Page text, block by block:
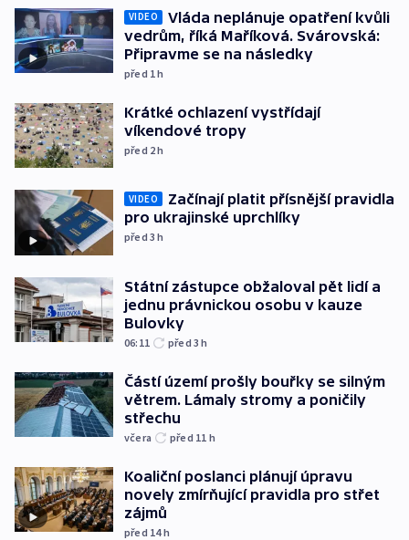
VIDEO
Vláda neplánuje opatření kvůli
vedrům, říká Maříková. Svárovská:
Připravme se na následky
před 1h
Krátké ochlazení vystřídají
víkendové tropy
před 2h
VIDEO
Začínají platit přísnější pravidla
pro ukrajinské uprchlíky
před 3h
Státní zástupce obžaloval pět lidí a
jednu právnickou osobu v kauze
Bulovky
06:11 před 3h
Částí území prošly bouřky se silným
větrem. Lámaly stromy a poničily
střechu
včera před 11 h
Koaliční poslanci plánují úpravu
novely zmírňující pravidla pro střet
zájmů
před 14h